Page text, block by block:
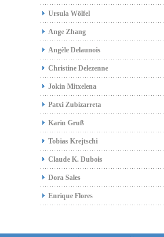
Ursula Wölfel
Ange Zhang
Angèle Delaunois
Christine Delezenne
Jokin Mitxelena
Patxi Zubizarreta
Karin Gruß
Tobias Krejtschi
Claude K. Dubois
Dora Sales
Enrique Flores